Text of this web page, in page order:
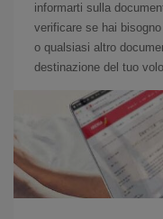
informarti sulla
verificare se hai bisogno
o qualsiasi altro
destinazione del tuo